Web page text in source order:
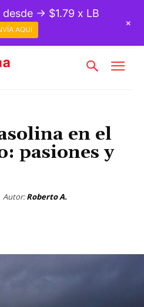
en el
pasiones y
Autor: Roberto A.
desde → $1.79 x LB
AQUÍ
+